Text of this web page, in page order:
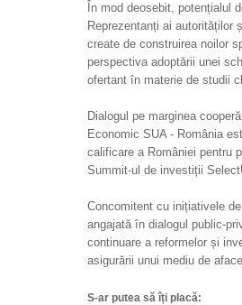
În mod deosebit, potențialul
Reprezentanți ai autorităților
create de construirea noilor
perspectiva adoptării unei
ofertant în materie de studii
Dialogul pe marginea
Economic SUA - România
calificare a României pentru
Summit-ul de investiții
Concomitent cu inițiativele
angajată în dialogul public-
continuare a reformelor și
asigurării unui mediu de
S-ar putea să îți placă: